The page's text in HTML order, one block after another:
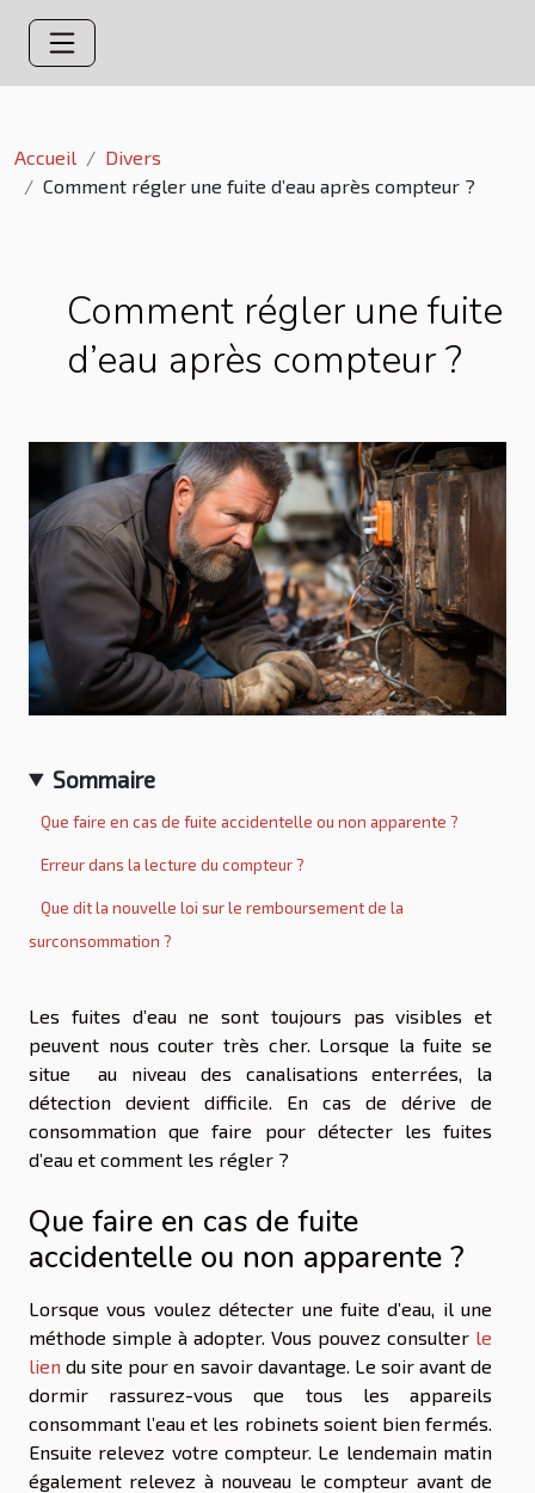
Accueil
Divers
Comment régler une fuite d’eau après compteur ?
Comment régler une fuite
d’eau après compteur ?
Sommaire
Que faire en cas de fuite accidentelle ou non apparente ?
Erreur dans la lecture du compteur ?
Que dit la nouvelle loi sur le remboursement de la
surconsommation ?
Les fuites d’eau ne sont toujours pas visibles et
peuvent nous couter très cher. Lorsque la fuite se
situe au niveau des canalisations enterrées, la
détection devient difficile. En cas de dérive de
consommation que faire pour détecter les fuites
d’eau et comment les régler ?
Que faire en cas de fuite
accidentelle ou non apparente ?
Lorsque vous voulez détecter une fuite d’eau, il une
méthode simple à adopter. Vous pouvez consulter le
lien du site pour en savoir davantage. Le soir avant de
dormir rassurez-vous que tous les appareils
consommant l’eau et les robinets soient bien fermés.
Ensuite relevez votre compteur. Le lendemain matin
également relevez à nouveau le compteur avant de